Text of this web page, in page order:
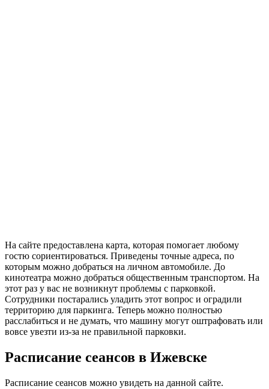
На сайте предоставлена карта, которая помогает любому
гостю сориентироваться. Приведены точные адреса, по
которым можно добраться на личном автомобиле. До
кинотеатра можно добраться общественным транспортом. На
этот раз у вас не возникнут проблемы с парковкой.
Сотрудники постарались уладить этот вопрос и оградили
территорию для паркинга. Теперь можно полностью
расслабиться и не думать, что машину могут оштрафовать или
вовсе увезти из-за не правильной парковки.
Расписание сеансов в Ижевске
Расписание сеансов можно увидеть на данной сайте.